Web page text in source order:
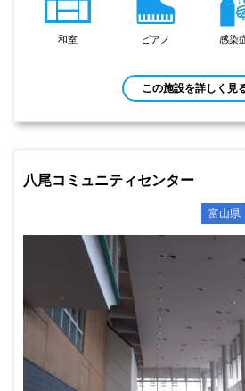
和室 ピアノ 感染
この施設を詳しく見
八尾コミュニティセンター
富山県